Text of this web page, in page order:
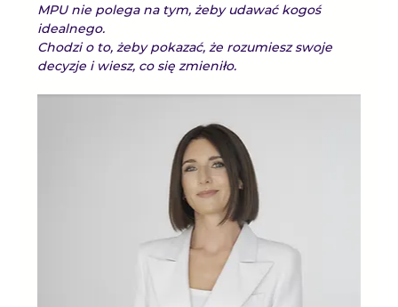
MPU nie polega na tym, żeby udawać kogoś
idealnego.
Chodzi o to, żeby pokazać, że rozumiesz swoje
decyzje i wiesz, co się zmieniło.